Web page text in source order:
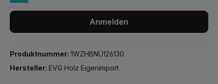
Anmelden
Produktnummer: 1WZHBNÜ126130
Hersteller: EVG Holz Eigenimport